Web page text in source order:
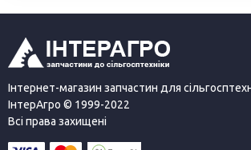
Інтернет-магазин запчастин для
ІнтерАгро © 1999-2022
Всі права захищені